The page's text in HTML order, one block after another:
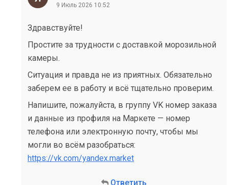
9 Июль 2026 10:52
Здравствуйте!
Простите за трудности с доставкой морозильной
камеры.
Ситуация и правда не из приятных. Обязательно
заберем ее в работу и всё тщательно проверим.
Напишите, пожалуйста, в группу VK номер заказа
и данные из профиля на Маркете — номер
телефона или электронную почту, чтобы мы
могли во всём разобраться:
https://vk.com/yandex.market
Ответить